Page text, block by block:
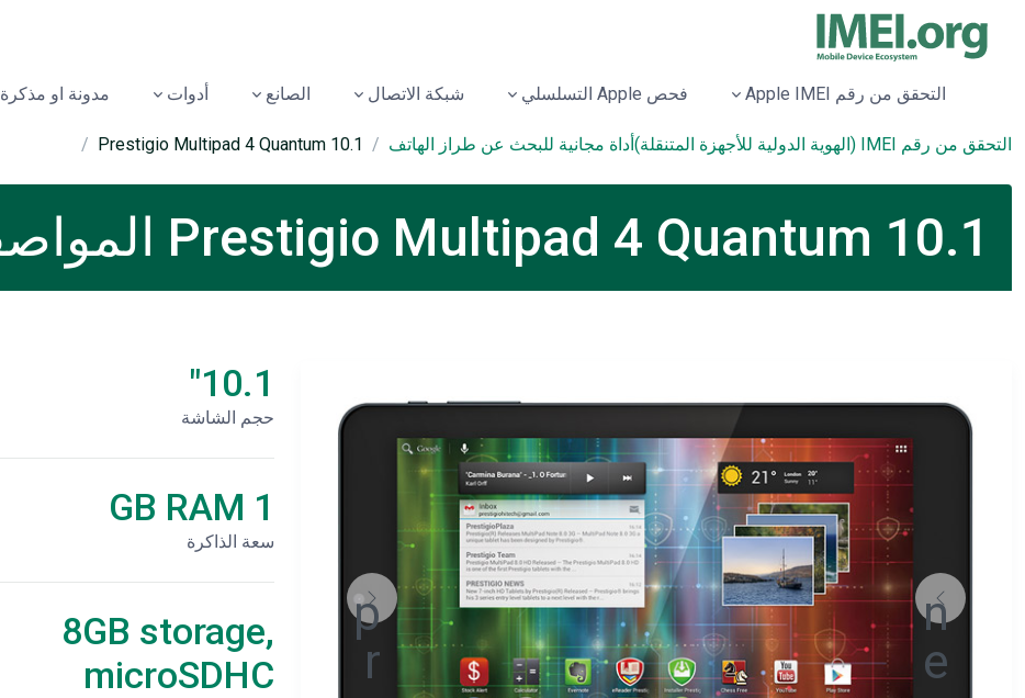
التحقق من رقم Apple IMEI فحص Apple التسلسلي شبكة الاتصال الصانع أدوات مدونة او مذكرة
التحقق من رقم IMEI (الهوية الدولية للأجهزة المتنقلة) أداة مجانية للبحث عن طراز الهاتف Prestigio Multipad 4 Quantum 10.1
Prestigio Multipad 4 Quantum 10.1 المواصفات الفنية
10.1"
حجم الشاشة
1 GB RAM
سعة الذاكرة
8GB storage,
microSDHC